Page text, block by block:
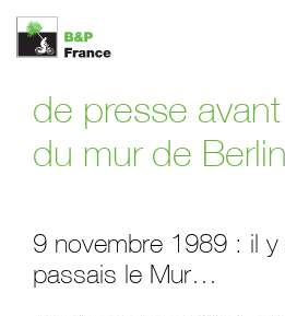
Bénédicte à la
de presse
du mur de Berlin
9 novembre 1989 : il
passais le Mur…